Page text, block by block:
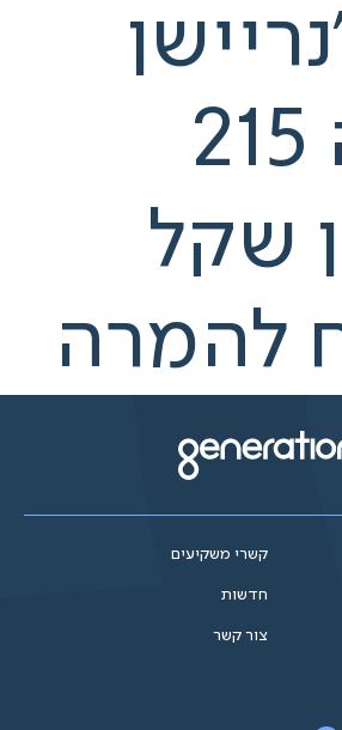
גייסה 215
שקל
להמרה
קשרי משקיעים
חדשות
צור קשר